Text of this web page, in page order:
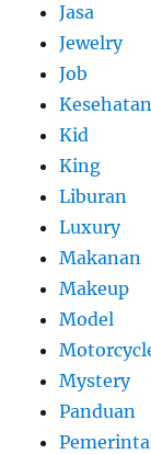
Jasa
Jewelry
Job
Kesehatan
Kid
King
Liburan
Luxury
Makanan
Makeup
Model
Mystery
Panduan